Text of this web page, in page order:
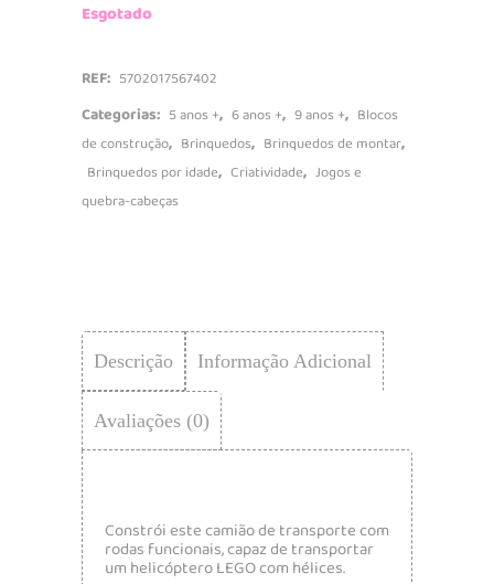
Esgotado
REF: 5702017567402
Categorias: 5 anos +, 6 anos +, 9 anos +, Blocos
de construção, Brinquedos, Brinquedos de montar,
Brinquedos por idade, Criatividade, Jogos e
quebra-cabeças
Descrição Informação Adicional
Avaliações (0)
Constrói este camião de transporte com
rodas funcionais, capaz de transportar
um helicóptero LEGO com hélices.